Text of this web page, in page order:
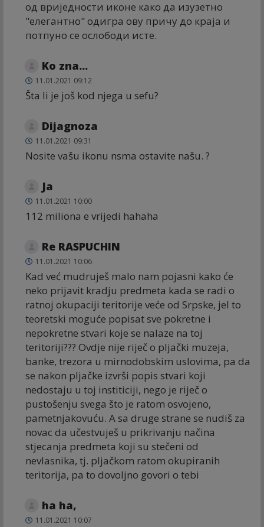
од вриједности иконе како да изузетно
"елегантно" одигра ову причу до краја и
потпуно се ослободи исте.
Ko zna...
11.01.2021 09:12
Šta li je još kod njega u sefu?
Dijagnoza
11.01.2021 09:31
Nosite vašu ikonu nsma ostavite našu. ?
Ja
11.01.2021 10:00
112 miliona e vrijedi hahaha
Re RASPUCHIN
11.01.2021 10:06
Kad već mudruješ malo nam pojasni kako će
neko prijavit kradju predmeta kada se radi o
ratnoj okupaciji teritorije veće od Srpske, jel to
teoretski moguće popisat sve pokretne i
nepokretne stvari koje se nalaze na toj
teritoriji??? Ovdje nije riječ o pljački muzeja,
banke, trezora u mirnodobskim uslovima, pa da
se nakon pljačke izvrši popis stvari koji
nedostaju u toj institiciji, nego je riječ o
pustošenju svega što je ratom osvojeno,
pametnjakovuću. A sa druge strane se nudiš za
novac da učestvuješ u prikrivanju načina
stjecanja predmeta koji su stečeni od
nevlasnika, tj. pljačkom ratom okupiranih
teritorija, pa to dovoljno govori o tebi
ha ha,
11.01.2021 10:07